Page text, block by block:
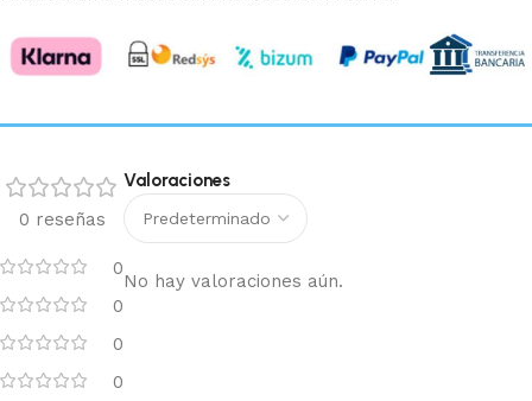
0 reseñas
0
0
0
0
Valoraciones
No hay valoraciones aún.